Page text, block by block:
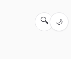
🔍 🌙